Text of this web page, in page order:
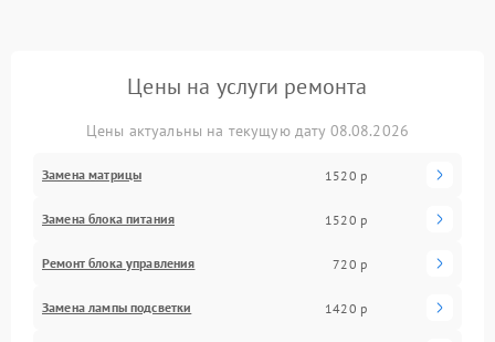
Цены на услуги ремонта
Цены актуальны на текущую дату 08.08.2026
Замена матрицы 1520 р
Замена блока питания 1520 р
Ремонт блока управления 720 р
Замена лампы подсветки 1420 р